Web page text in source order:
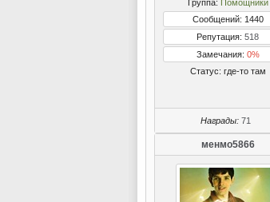
Группа: Помощники
Сообщений: 1440
Репутация: 518
Замечания: 0%
Статус: где-то там
Награды: 71
менмо5866